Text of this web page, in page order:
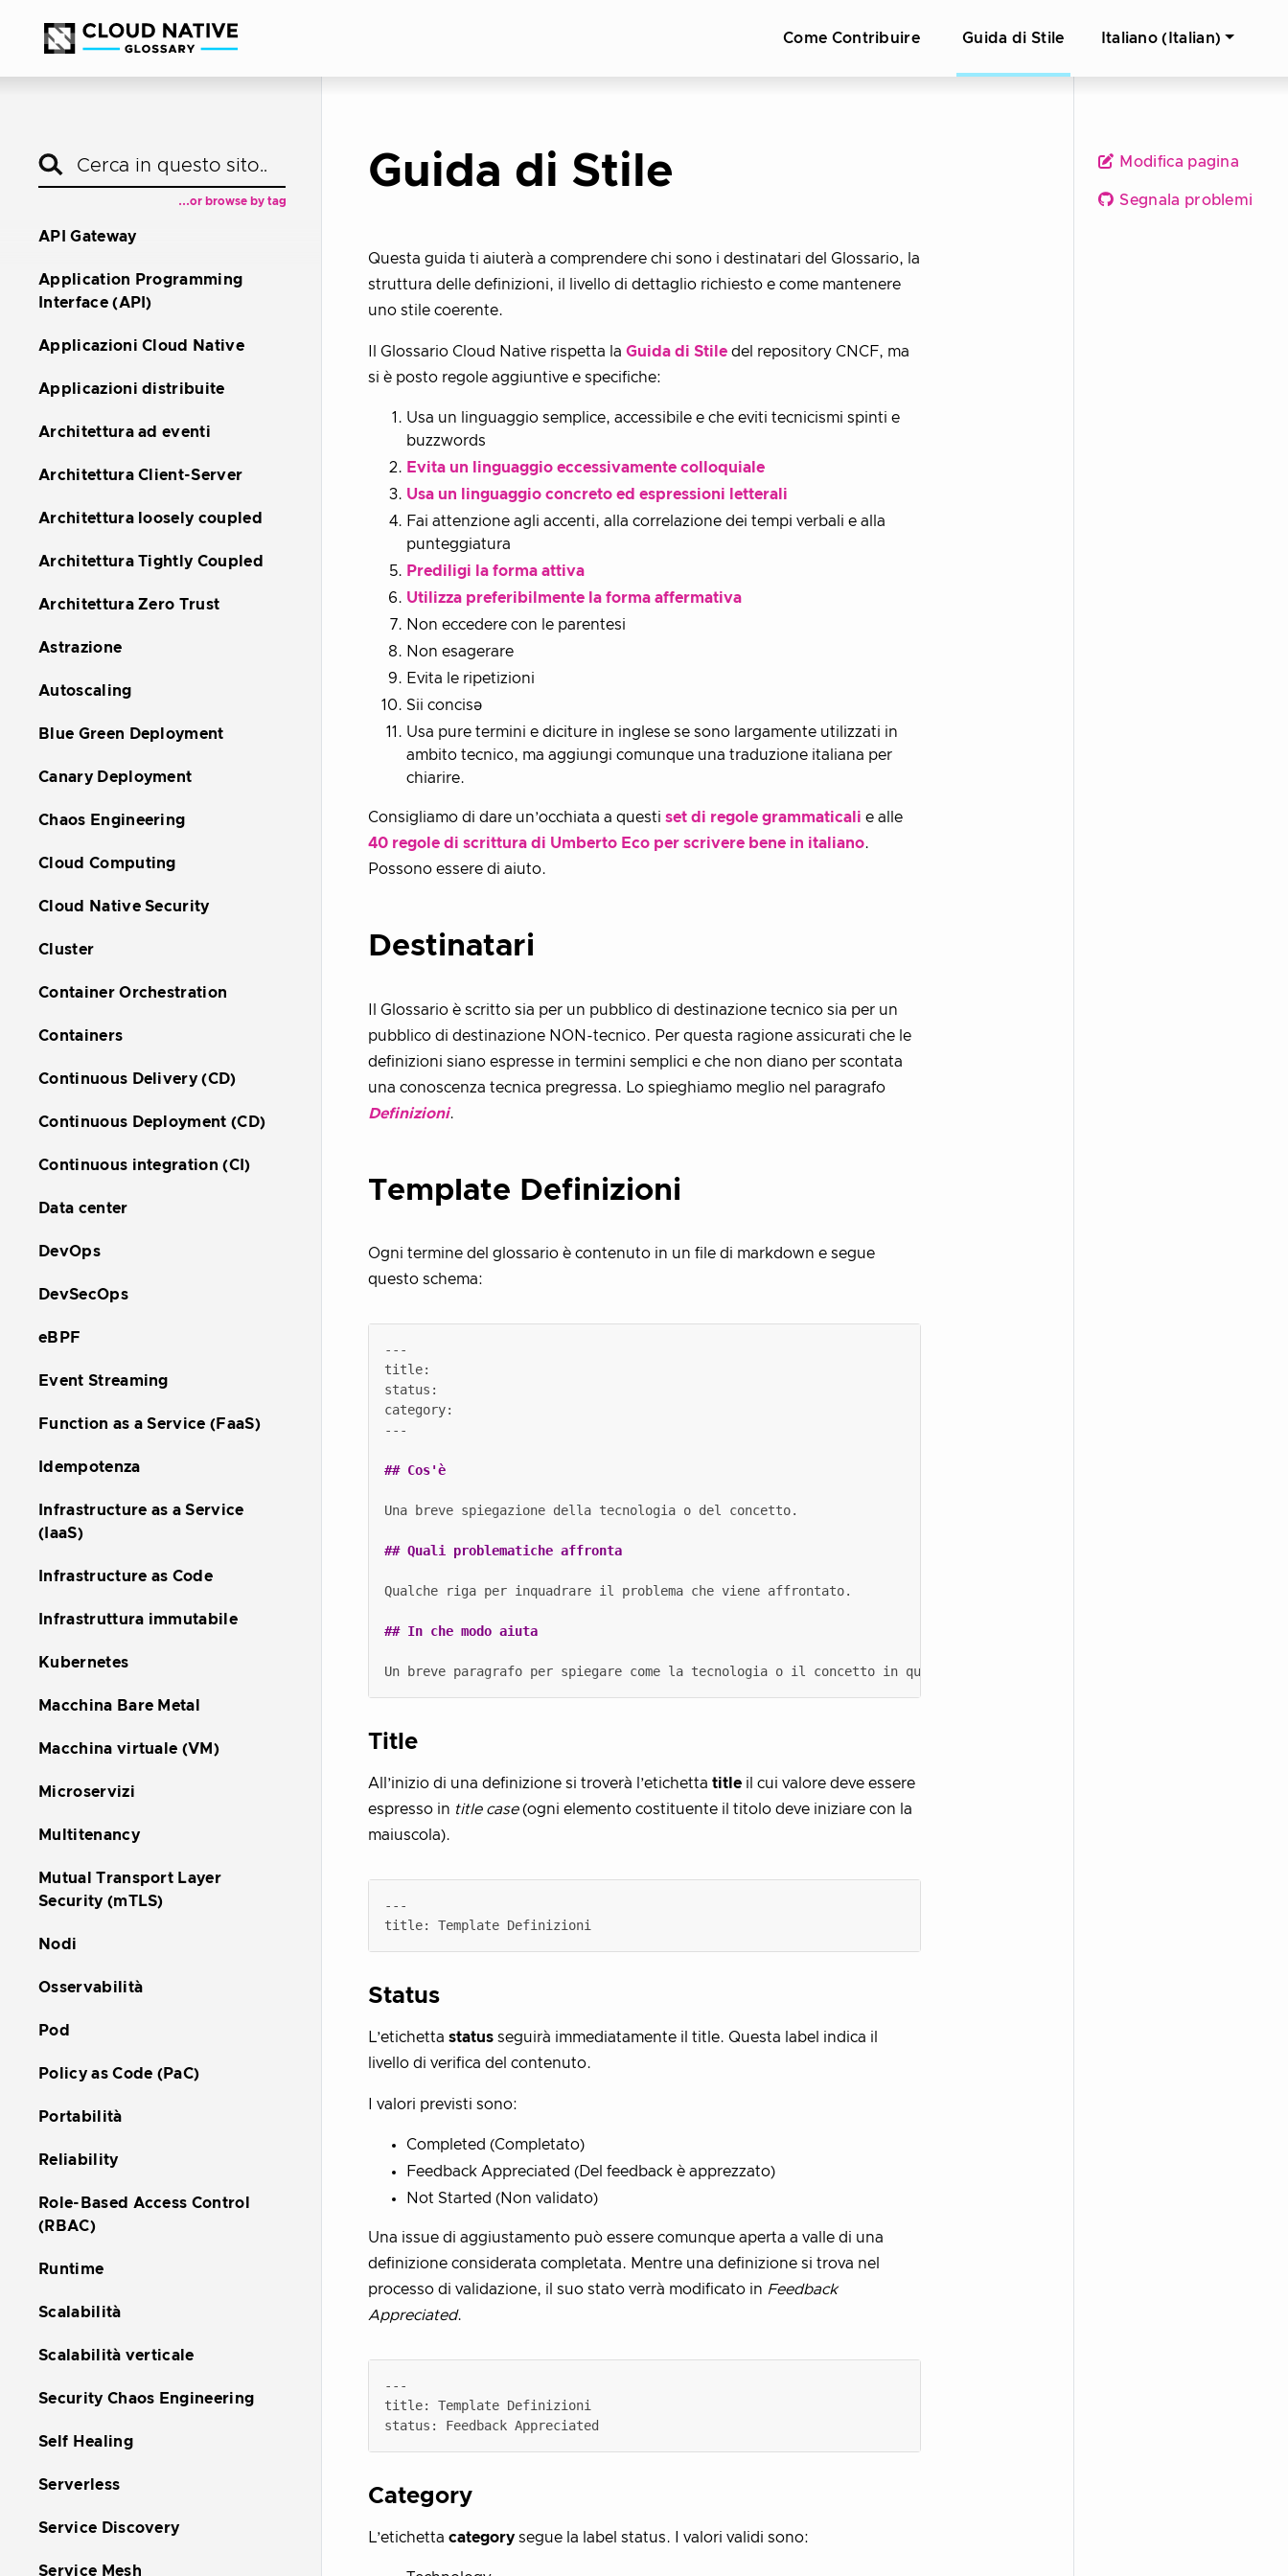
Come Contribuire Guida di Stile Italiano (Italian)
...or browse by tag
API Gateway
Application Programming
Interface (API)
Applicazioni Cloud Native
Applicazioni distribuite
Architettura ad eventi
Architettura Client-Server
Architettura loosely coupled
Architettura Tightly Coupled
Architettura Zero Trust
Astrazione
Autoscaling
Blue Green Deployment
Canary Deployment
Chaos Engineering
Cloud Computing
Cloud Native Security
Cluster
Container Orchestration
Containers
Continuous Delivery (CD)
Continuous Deployment (CD)
Continuous integration (CI)
Data center
DevOps
DevSecOps
eBPF
Event Streaming
Function as a Service (FaaS)
Idempotenza
Infrastructure as a Service
(IaaS)
Infrastructure as Code
Infrastruttura immutabile
Kubernetes
Macchina Bare Metal
Macchina virtuale (VM)
Microservizi
Multitenancy
Mutual Transport Layer
Security (mTLS)
Nodi
Osservabilità
Pod
Policy as Code (PaC)
Portabilità
Reliability
Role-Based Access Control
(RBAC)
Runtime
Scalabilità
Scalabilità verticale
Security Chaos Engineering
Self Healing
Serverless
Service Discovery
Service Mesh
Modifica pagina
Segnala problemi
Guida di Stile
Questa guida ti aiuterà a comprendere chi sono i destinatari del Glossario, la
struttura delle definizioni, il livello di dettaglio richiesto e come mantenere
uno stile coerente.
Il Glossario Cloud Native rispetta la Guida di Stile del repository CNCF, ma
si è posto regole aggiuntive e specifiche:
Usa un linguaggio semplice, accessibile e che eviti tecnicismi spinti e
buzzwords
Evita un linguaggio eccessivamente colloquiale
Usa un linguaggio concreto ed espressioni letterali
Fai attenzione agli accenti, alla correlazione dei tempi verbali e alla
punteggiatura
Prediligi la forma attiva
Utilizza preferibilmente la forma affermativa
Non eccedere con le parentesi
Non esagerare
Evita le ripetizioni
Sii concisə
Usa pure termini e diciture in inglese se sono largamente utilizzati in
ambito tecnico, ma aggiungi comunque una traduzione italiana per
chiarire.
Consigliamo di dare un’occhiata a questi set di regole grammaticali e alle
40 regole di scrittura di Umberto Eco per scrivere bene in italiano.
Possono essere di aiuto.
Destinatari
Il Glossario è scritto sia per un pubblico di destinazione tecnico sia per un
pubblico di destinazione NON-tecnico. Per questa ragione assicurati che le
definizioni siano espresse in termini semplici e che non diano per scontata
una conoscenza tecnica pregressa. Lo spieghiamo meglio nel paragrafo
Definizioni.
Template Definizioni
Ogni termine del glossario è contenuto in un file di markdown e segue
questo schema:
Title
All’inizio di una definizione si troverà l’etichetta title il cui valore deve essere
espresso in title case(ogni elemento costituente il titolo deve iniziare con la
maiuscola).
Status
L’etichetta status seguirà immediatamente il title. Questa label indica il
livello di verifica del contenuto.
I valori previsti sono:
Completed (Completato)
Feedback Appreciated (Del feedback è apprezzato)
Not Started (Non validato)
Una issue di aggiustamento può essere comunque aperta a valle di una
definizione considerata completata. Mentre una definizione si trova nel
processo di validazione, il suo stato verrà modificato in Feedback
Appreciated.
Category
L’etichetta category segue la label status. I valori validi sono: